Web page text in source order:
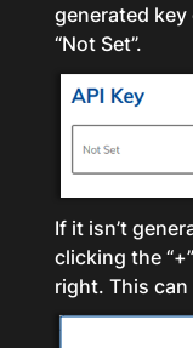
generated
“Not Set”.
If it isn’t
clicking the
right. This